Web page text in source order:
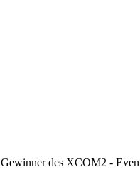
Gewinner des XCOM2 -